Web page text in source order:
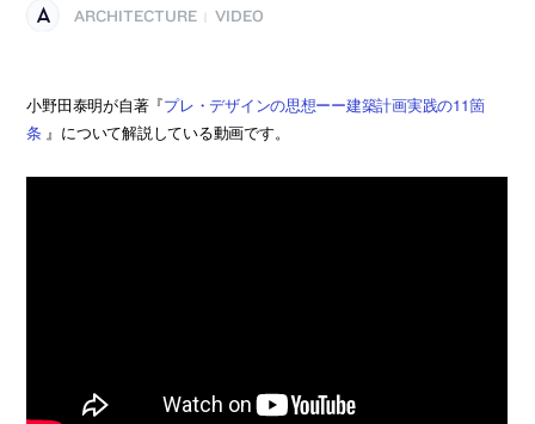
ARCHITECTURE VIDEO
小野田泰明が自著『プレ・デザインの思想ーー建築計画実践の11箇
条 』について解説している動画です。